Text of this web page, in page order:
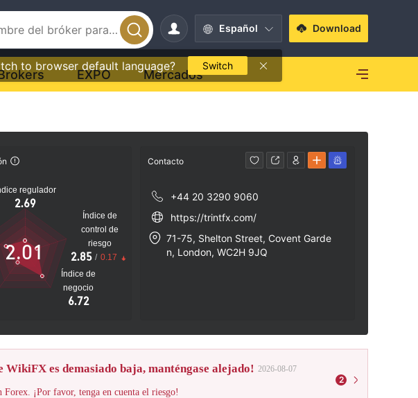
Español
to browser default language? Switch
Download
EXPO Mercados
regulador
2.69
Índice de
negocio
6.72
Índice de
control de
riesgo
2.85 / 0.17
2.01
Contacto
+44 20 3290 9060
https://trintfx.com/
71-75, Shelton Street, Covent Garde
n, London, WC2H 9JQ
es demasiado baja, manténgase alejado! 2026-08-07
¡Por favor, tenga en cuenta el riesgo!
2